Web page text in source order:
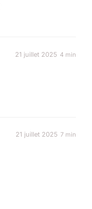
21 juillet 2025 4 min
21 juillet 2025 7 min